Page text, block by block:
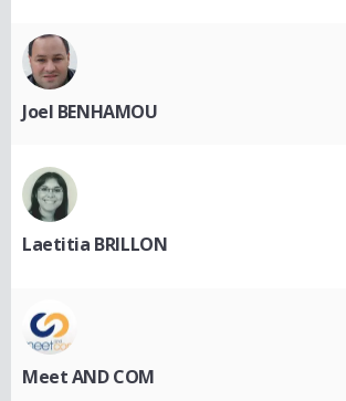
Joel BENHAMOU
Laetitia BRILLON
Meet AND COM